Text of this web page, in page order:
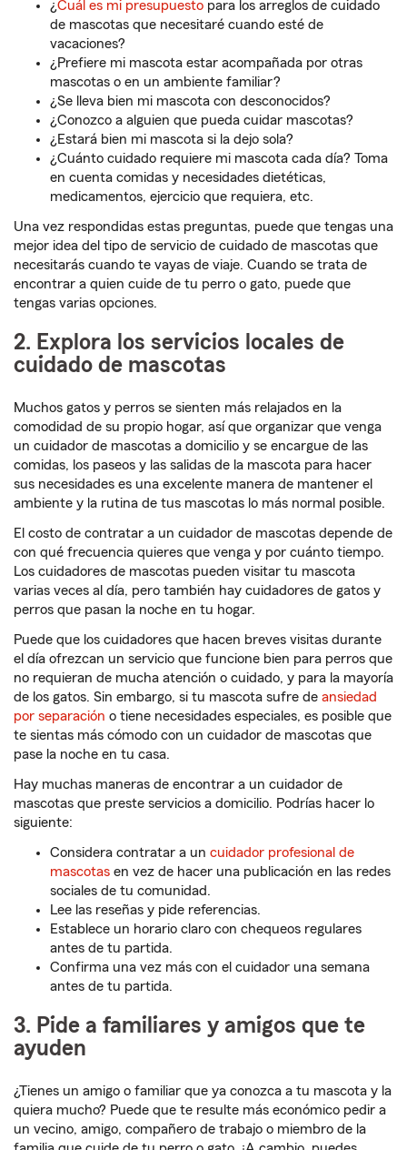
¿Cuál es mi presupuesto para los arreglos de cuidado
de mascotas que necesitaré cuando esté de
vacaciones?
¿Prefiere mi mascota estar acompañada por otras
mascotas o en un ambiente familiar?
¿Se lleva bien mi mascota con desconocidos?
¿Conozco a alguien que pueda cuidar mascotas?
¿Estará bien mi mascota si la dejo sola?
¿Cuánto cuidado requiere mi mascota cada día? Toma
en cuenta comidas y necesidades dietéticas,
medicamentos, ejercicio que requiera, etc.
Una vez respondidas estas preguntas, puede que tengas una
mejor idea del tipo de servicio de cuidado de mascotas que
necesitarás cuando te vayas de viaje. Cuando se trata de
encontrar a quien cuide de tu perro o gato, puede que
tengas varias opciones.
2. Explora los servicios locales de
cuidado de mascotas
Muchos gatos y perros se sienten más relajados en la
comodidad de su propio hogar, así que organizar que venga
un cuidador de mascotas a domicilio y se encargue de las
comidas, los paseos y las salidas de la mascota para hacer
sus necesidades es una excelente manera de mantener el
ambiente y la rutina de tus mascotas lo más normal posible.
El costo de contratar a un cuidador de mascotas depende de
con qué frecuencia quieres que venga y por cuánto tiempo.
Los cuidadores de mascotas pueden visitar tu mascota
varias veces al día, pero también hay cuidadores de gatos y
perros que pasan la noche en tu hogar.
Puede que los cuidadores que hacen breves visitas durante
el día ofrezcan un servicio que funcione bien para perros que
no requieran de mucha atención o cuidado, y para la mayoría
de los gatos. Sin embargo, si tu mascota sufre de ansiedad
por separación o tiene necesidades especiales, es posible que
te sientas más cómodo con un cuidador de mascotas que
pase la noche en tu casa.
Hay muchas maneras de encontrar a un cuidador de
mascotas que preste servicios a domicilio. Podrías hacer lo
siguiente:
Considera contratar a un cuidador profesional de
mascotas en vez de hacer una publicación en las redes
sociales de tu comunidad.
Lee las reseñas y pide referencias.
Establece un horario claro con chequeos regulares
antes de tu partida.
Confirma una vez más con el cuidador una semana
antes de tu partida.
3. Pide a familiares y amigos que te
ayuden
¿Tienes un amigo o familiar que ya conozca a tu mascota y la
quiera mucho? Puede que te resulte más económico pedir a
un vecino, amigo, compañero de trabajo o miembro de la